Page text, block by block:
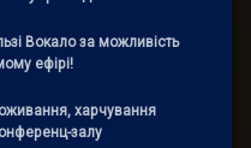
Вокало за можливість
ефірі!
харчування
залу